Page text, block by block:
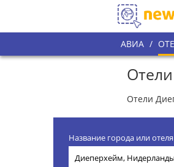
АВИА /
Отели
Название города или отеля